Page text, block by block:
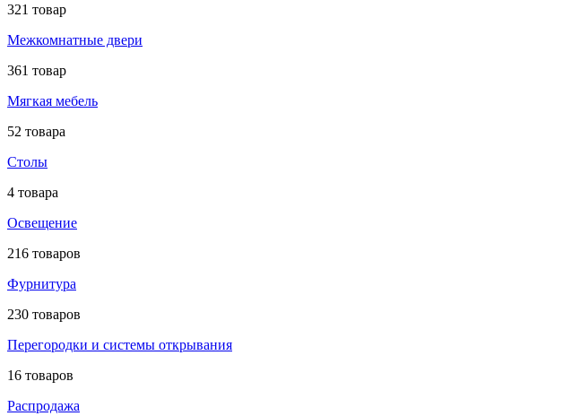
321 товар
Межкомнатные двери
361 товар
Мягкая мебель
52 товара
Столы
4 товара
Освещение
216 товаров
Фурнитура
230 товаров
Перегородки и системы открывания
16 товаров
Распродажа